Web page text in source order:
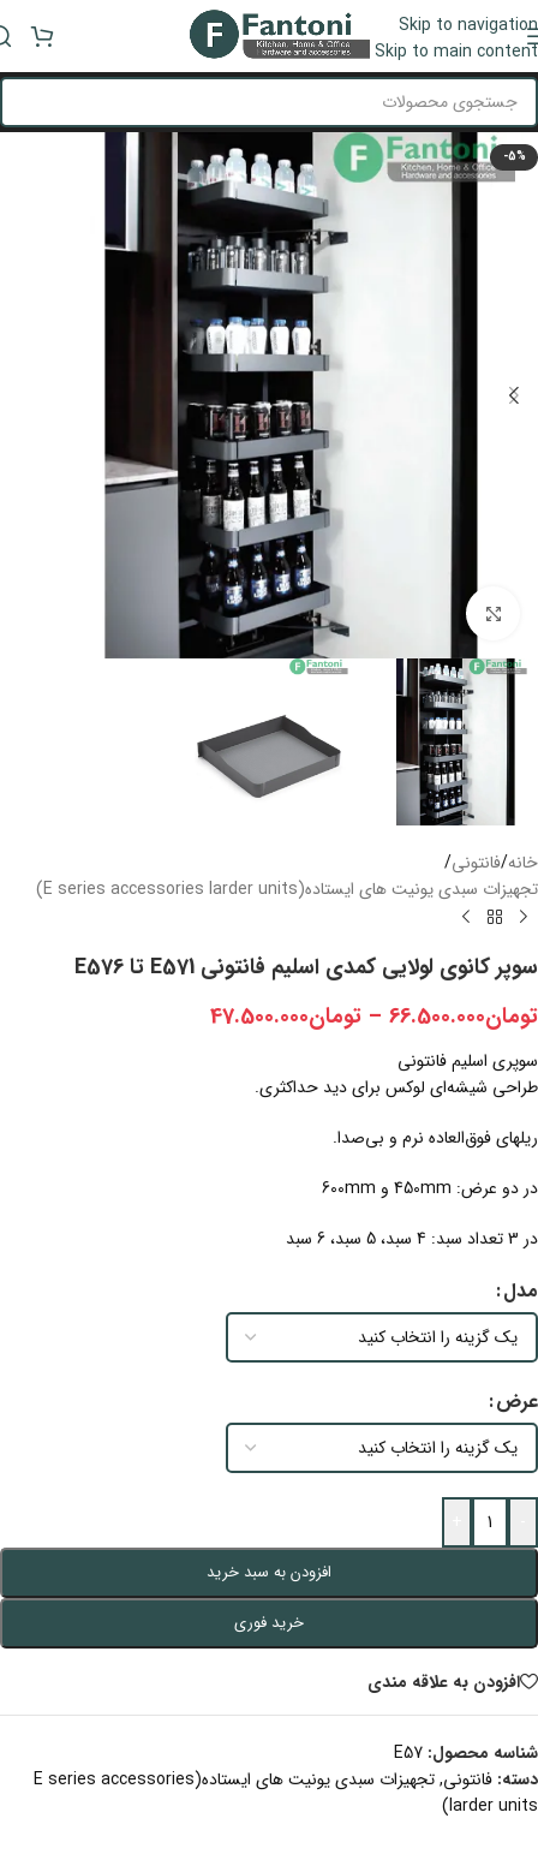
Skip to navigation
Skip to main content
منو
-5%
بزرگنمایی تصویر
خانه/فانتونی/
تجهیزات سبدی یونیت های ایستاده(E series accessories larder units)
سوپر کانوی لولایی کمدی اسلیم فانتونی E571 تا E576
تومان66.500.000
– تومان47.500.000
سوپری اسلیم فانتونی
طراحی شیشه‌ای لوکس برای دید حداکثری.
ریلهای فوق‌العاده نرم و بی‌صدا.
در دو عرض: 450mm و 600mm
در 3 تعداد سبد: 4 سبد، 5 سبد، 6 سبد
مدل
عرض
افزودن به سبد خرید
خرید فوری
افزودن به علاقه مندی
شناسه محصول: E57
دسته: فانتونی,
تجهیزات سبدی یونیت های ایستاده(E series accessories
larder units)